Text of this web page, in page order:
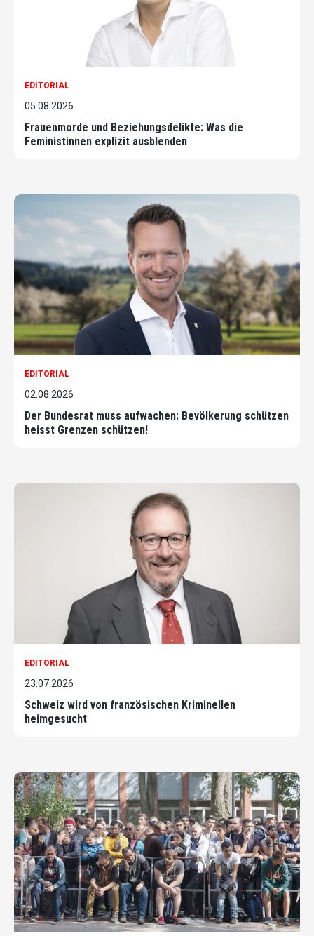
EDITORIAL
05.08.2026
Frauenmorde und Beziehungsdelikte: Was die
Feministinnen explizit ausblenden
EDITORIAL
02.08.2026
Der Bundesrat muss aufwachen: Bevölkerung schützen
heisst Grenzen schützen!
EDITORIAL
23.07.2026
Schweiz wird von französischen Kriminellen
heimgesucht